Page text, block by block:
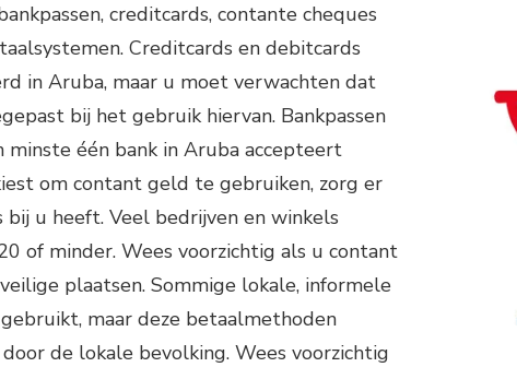
creditcards, contante cheques
Creditcards en debitcards
in Aruba, maar u moet verwachten dat
bij het gebruik hiervan. Bankpassen
één bank in Aruba accepteert
om contant geld te gebruiken, zorg er
u heeft. Veel bedrijven en winkels
of minder. Wees voorzichtig als u contant
plaatsen. Sommige lokale, informele
maar deze betaalmethoden
de lokale bevolking. Wees voorzichtig